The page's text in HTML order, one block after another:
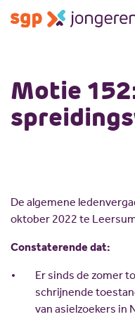
Activiteiten
Standpunten
Lokale commissies
Lid worden
Sponsoren
Magazines
Vacatures
Over SGP-jongeren
Bestuur
Missie en visie
Geschiedenis
Vrijwilligersplatform
Motie
De algemene
oktober 2022 te
Constaterende dat:
Er sinds de zomer
schrijnende
van asielzoekers in